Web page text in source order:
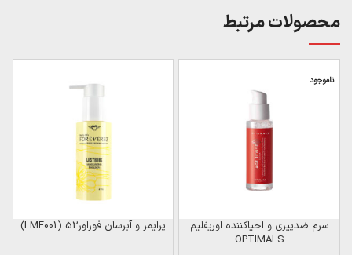
محصولات مرتبط
ناموجود
سرم ضدپیری و احیاکننده اوریفلیم
OPTIMALS
پرایمر و آبرسان فوراور52 (LME001)